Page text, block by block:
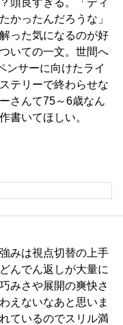
頭良すぎる。「ディ
かったんだろうな」
った気になるのが好
いての一文。世間へ
ンサーに向けたライ
テリーで終わらせな
さんて75～6歳なん
書いてほしい。
みは視点切替の上手
んでん返しが大量に
みさや展開の爽快さ
えないなあと思いま
ているのでスリル満